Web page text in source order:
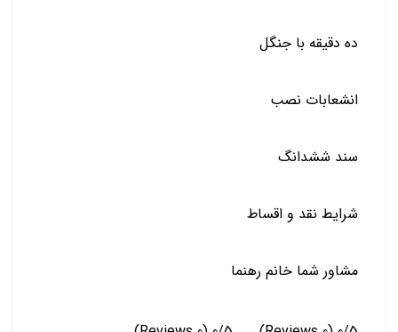
ده دقیقه با جنگل
انشعابات نصب
سند ششدانگ
شرایط نقد و اقساط
مشاور شما خانم رهنما